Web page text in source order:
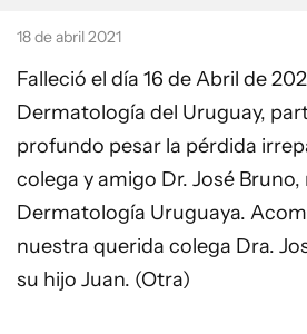
18 de abril 2021
Falleció el día 16 de Abril de
Dermatología del Uruguay,
profundo pesar la pérdida
colega y amigo Dr. José
Dermatología Uruguaya.
nuestra querida colega Dra.
su hijo Juan. (Otra)